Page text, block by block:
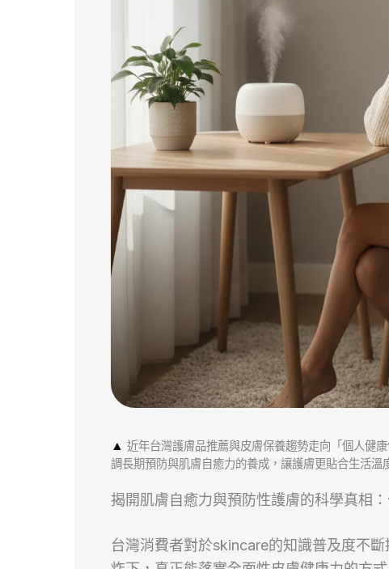
▲ 近年台灣護膚品推薦與皮膚保養趨勢走向「個人健
調長期預防與肌膚自癒力的養成，讓護膚更貼合生活溫
揭開肌膚自癒力與預防性護膚的科學真相
台灣消費者對於skincare的知識普及度不